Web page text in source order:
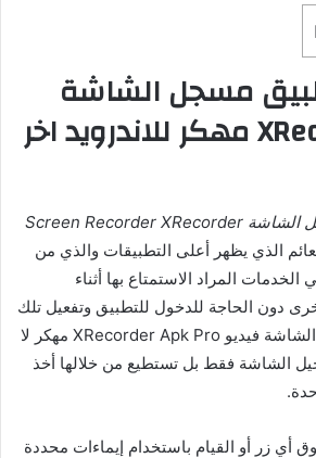
مسجل الشاشة
فيديو XRecorder مهكر للاندرويد اخر
تحميل تطبيق تسجيل الشاشة Screen Recorder XRecorder
الذي يظهر أعلى التطبيقات والذي من
المراد الاستمتاع بها أثناء
دون الحاجة للدخول للتطبيق وتفعيل تلك
الخدمة, برنامج تسجيل الشاشة فيديو XRecorder Apk Pro مهكر لا
الشاشة فقط بل تستطيع من خلالها أخذ
أي زر أو القيام باستخدام إيماءات محددة